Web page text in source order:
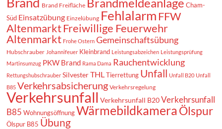
Brand Freifläche
Cham-
Süd Einsatzübung Einzelübung Fehlalarm FFW
AltenmarktFreiwillige Feuerwehr
Altenmarkt Frohe Ostern Gemeinschaftsübung
Hubschrauber Johannifeuer Kleinbrand Leistungsabzeichen Leistungsprüfung
Martinsumzug PKW Brand Rama Dama Rauchentwicklung
Rettungshubschrauber Silvester THL Tierrettung Unfall Unfall B20 Unfall
B85 Verkehrsabsicherung Verkehrsregelung
Verkehrsunfall Verkehrsunfall B20 Verkehrsunfall
B85 Wohnungsöffnung WärmebildkameraÖlspur
Ölspur B85 Übung